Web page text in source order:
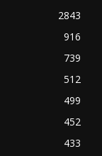
2843
916
739
512
499
452
433